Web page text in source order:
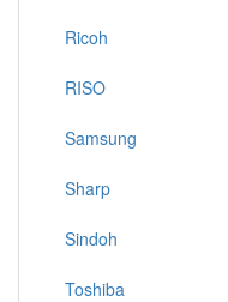
Ricoh
RISO
Samsung
Sharp
Sindoh
Toshiba